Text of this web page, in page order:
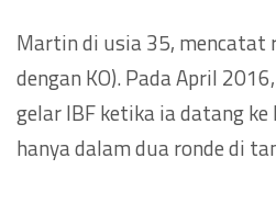
Martin di usia 35, mencatat
dengan KO). Pada April
gelar IBF ketika ia datang
hanya dalam dua ronde di